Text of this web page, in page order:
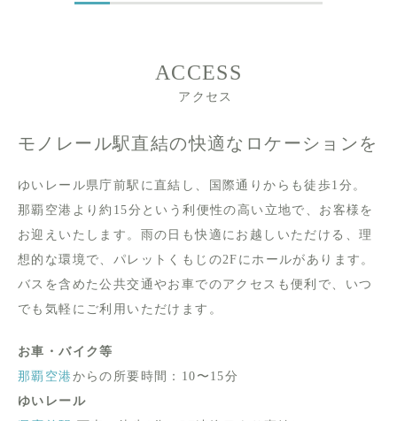
ACCESS
アクセス
モノレール駅直結の快適なロケーションを
ゆいレール県庁前駅に直結し、国際通りからも徒歩1分。
那覇空港より約15分という利便性の高い立地で、お客様を
お迎えいたします。雨の日も快適にお越しいただける、理
想的な環境で、パレットくもじの2Fにホールがあります。
バスを含めた公共交通やお車でのアクセスも便利で、いつ
でも気軽にご利用いただけます。
お車・バイク等
那覇空港からの所要時間：10〜15分
ゆいレール